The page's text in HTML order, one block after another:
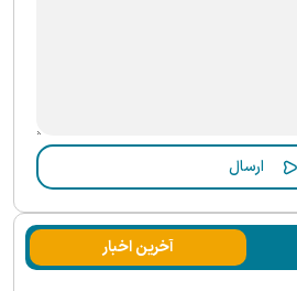
آخرین اخبار